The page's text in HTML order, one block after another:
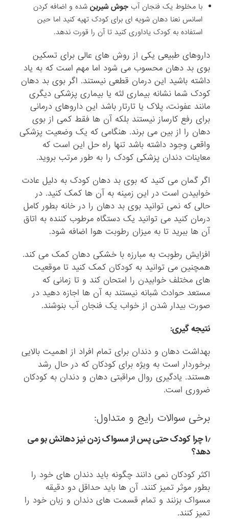
با مخلوط یک فنجان آبجوش شیرین شده و اضافه کردن
اسانس نعنا دهان شویه ای برای کودک تهیه کنید اما حین
استفاده به کودک یاداوری کنید تا آن را قورت ندهد.
داروهای طبیعی یکی از روش های عالی برای تسکین
بوی بد دهان محسوب می شود اما مهم است که به یاد
داشته باشید این درمان قطعی نیستند. اگر بوی بد دهان
کودک شما نشانه بیماری لثه یا بیماری پزشکی دیگری
مانند عفونت، پلاک یا تارتار باشد این داروهای درمانی
برای رفع کارساز نیستند بلکه آن ها فقط کمی از بوی
دهان را از بین می برند. هنگامی که یک وضعیت پزشکی
واقعی وجود داشته باشد تنها راه حل این است که
معاینات دندان پزشکی کودک را به طور مرتب بروید.
اگر گمان می کنید که بوی بد دهان کودک به دلیل عادت
خوابیدن است در این زمینه به آن ها کمک کنید. در
حالی که نمی توانید بوی بد دهان را در خانه بطور کامل
درمان کنید می توانید یک دستگاه مرطوب کننده به اتاق
آن ها ببرید تا به میزان رطوبت هوا اضافه شود.
افزایش رطوبت به مبارزه با خشکی دهان کمک می کند.
همچنین می توانید به کودکان کمک کنید تا موقعیت
های مختلف خوابیدن را امتحان کند و تا زمانی که
مستعد حوادث شبانه نیستند به آن ها اجازه دهید در
صورت بیدار شدن از خواب یک فنجان آب بنوشند.
نتیجه گیری:
بهداشت دهان و دندان برای تمام افراد از اهمیت بالایی
برخوردار است به ویژه برای کودکان که در حال رشد
هستند. یادگیری روال مراقبتی دهان و دندان به کودکان
ضروری است.
برخی سوالات رایج و متداول:
۱٫ چرا کودک حتی پس از مسواک زدن نیز دهانش بو می
دهد؟
اکثر کودکان نمی دانند چگونه باید دندان های خود را
بطور موثر تمیز کنند. آن ها باید حداقل دو دقیقه
مسواک بزنند و تمام قسمت های دندان و زبان خود را
تمیز کنند.